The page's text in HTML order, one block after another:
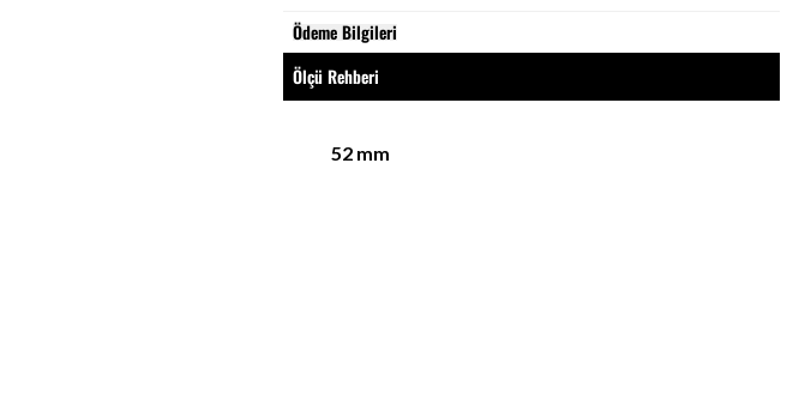
Ödeme Bilgileri
Ölçü Rehberi
52 mm